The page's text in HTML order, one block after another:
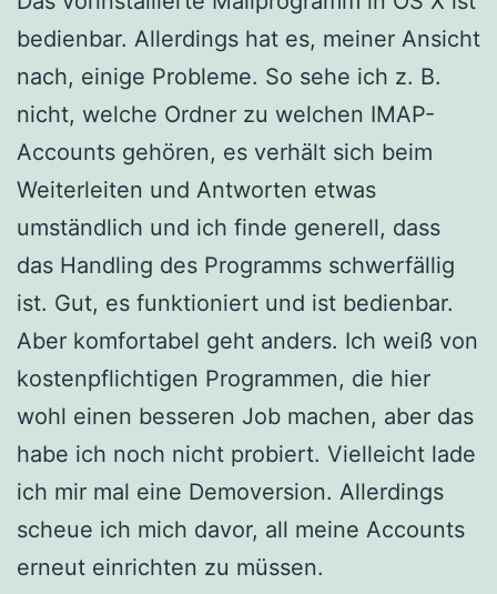
bedienbar. Allerdings hat es, meiner Ansicht
nach, einige Probleme. So sehe ich z. B.
nicht, welche Ordner zu welchen IMAP-
Accounts gehören, es verhält sich beim
Weiterleiten und Antworten etwas
umständlich und ich finde generell, dass
das Handling des Programms schwerfällig
ist. Gut, es funktioniert und ist bedienbar.
Aber komfortabel geht anders. Ich weiß von
kostenpflichtigen Programmen, die hier
wohl einen besseren Job machen, aber das
habe ich noch nicht probiert. Vielleicht lade
ich mir mal eine Demoversion. Allerdings
scheue ich mich davor, all meine Accounts
erneut einrichten zu müssen.